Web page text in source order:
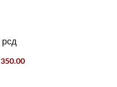
рсдТренутна
је:
350.00